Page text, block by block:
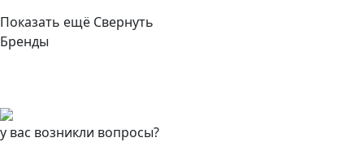
Показать ещё Свернуть
Бренды
у вас возникли вопросы?